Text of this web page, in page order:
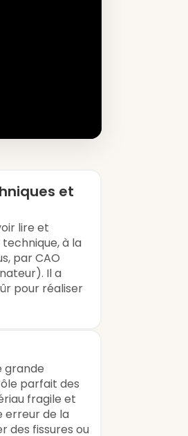
et
lire et
à la
par CAO
Il a
pour réaliser
grande
parfait des
fragile et
erreur de la
des fissures ou